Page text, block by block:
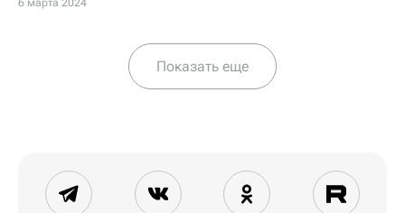
6 марта 2024
Показать еще